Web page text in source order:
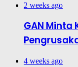
2 weeks ago
GAN Minta
4 weeks ago